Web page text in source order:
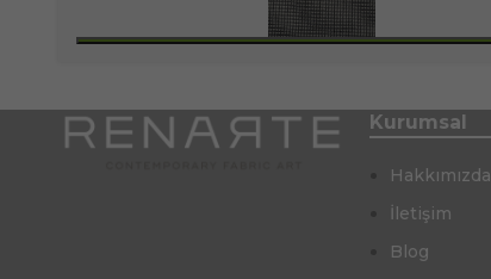
Kurumsal
Hakkımızda
İletişim
Blog